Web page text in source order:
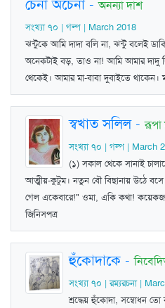
চেনা অচেনা-অনন্যা দাশ
সংখ্যা ৭০ | গল্প | March 2018
ঝন্টুকে আমি দাদা বলি না, ঝন্টু বলেই
অনেকটাই বড়, তাও না! আমি আমার দাদু
থেকেই। আমার মা-বাবা দুবাইতে
স্বখাত সলিল-রূপা
সংখ্যা ৭০ | গল্প | March
(১) সকাল থেকে সানাই
আত্মীয়-কুটুম। নতুন বৌ বিছানায় উঠে
গেল একেবারে!" ওমা, একি কথা!
জিনিসপত্র
হুঁকোদাকে -
সংখ্যা ৭০ | রম্যরচনা |
শ্রদ্ধেয় হুঁকোদা, সম্বোধন